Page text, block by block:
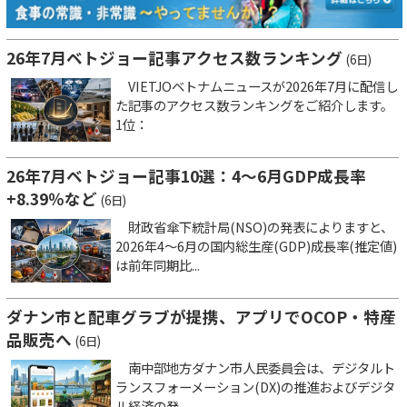
26年7月ベトジョー記事アクセス数ランキング (6日)
VIETJOベトナムニュースが2026年7月に配信し
た記事のアクセス数ランキングをご紹介します。
1位：
26年7月ベトジョー記事10選：4～6月GDP成長率
+8.39％など (6日)
財政省傘下統計局(NSO)の発表によりますと、
2026年4～6月の国内総生産(GDP)成長率(推定値)
は前年同期比...
ダナン市と配車グラブが提携、アプリでOCOP・特産
品販売へ (6日)
南中部地方ダナン市人民委員会は、デジタルト
ランスフォーメーション(DX)の推進およびデジタ